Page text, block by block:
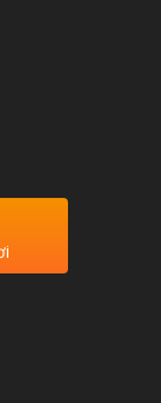
VIPERIDAE